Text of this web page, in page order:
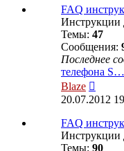
FAQ
Инструкции
Темы: 47
Сообщения:
Последнее
телефона S…
Blaze
к
20.07.2012
FAQ
Инструкции
Темы: 90